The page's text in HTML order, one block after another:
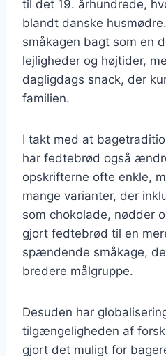
til det 19. århundrede,
blandt danske
småkagen bagt som en
lejligheder og højtider,
dagligdags snack, der
familien.
I takt med at
har fedtebrød også
opskrifterne ofte enkle,
mange varianter, der
som chokolade, nødder
gjort fedtebrød til en
spændende småkage,
bredere målgruppe.
Desuden har
tilgængeligheden af
gjort det muligt for